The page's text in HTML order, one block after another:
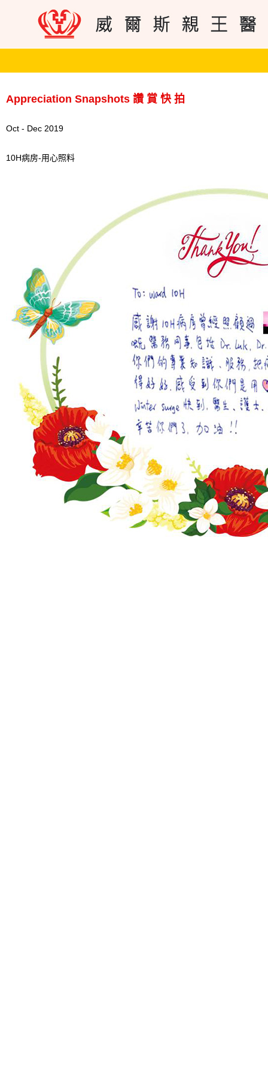
Appreciation Snapshots 讚 賞 快 拍
Oct - Dec 2019
10H病房-用心照料